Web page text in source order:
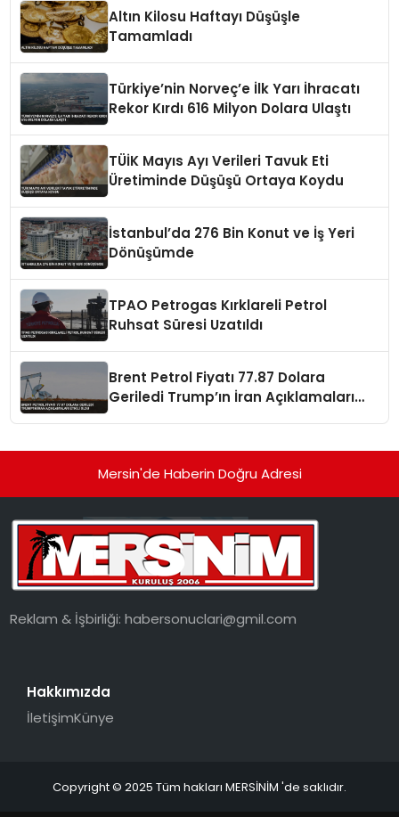
Altın Kilosu Haftayı Düşüşle
Tamamladı
Türkiye’nin Norveç’e İlk Yarı İhracatı
Rekor Kırdı 616 Milyon Dolara Ulaştı
TÜİK Mayıs Ayı Verileri Tavuk Eti
Üretiminde Düşüşü Ortaya Koydu
İstanbul’da 276 Bin Konut ve İş Yeri
Dönüşümde
TPAO Petrogas Kırklareli Petrol
Ruhsat Süresi Uzatıldı
Brent Petrol Fiyatı 77.87 Dolara
Geriledi Trump’ın İran Açıklamaları
Mersin'de Haberin Doğru Adresi
Reklam & İşbirliği:habersonuclari@gmil.com
Hakkımızda
İletişimKünye
Copyright © 2025 Tüm hakları MERSİNİM 'de saklıdır.